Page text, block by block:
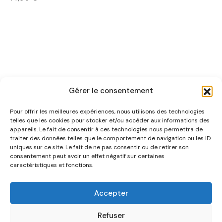
Gérer le consentement
Pour offrir les meilleures expériences, nous utilisons des technologies
telles que les cookies pour stocker et/ou accéder aux informations des
appareils. Le fait de consentir à ces technologies nous permettra de
traiter des données telles que le comportement de navigation ou les ID
uniques sur ce site. Le fait de ne pas consentir ou de retirer son
consentement peut avoir un effet négatif sur certaines
caractéristiques et fonctions.
Accepter
Refuser
NOUS CONNAÎTRE